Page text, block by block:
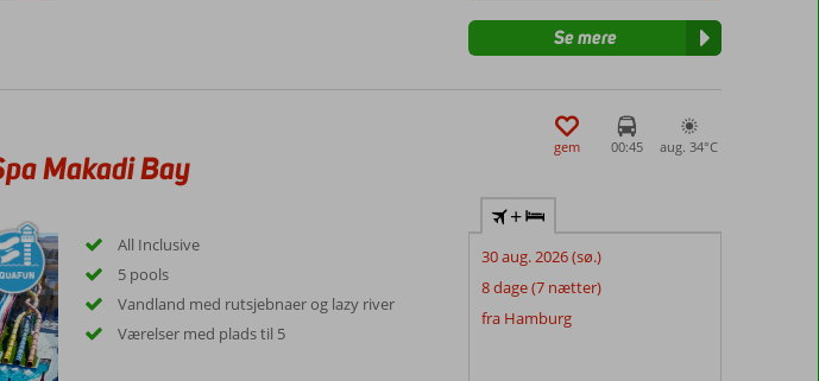
Se mere
Makadi Bay
gem 00:45 aug. 34°C
All Inclusive
5 pools
Vandland med rutsjebnaer og lazy river
Værelser med plads til 5
+
30 aug. 2026 (sø.)
8 dage (7 nætter)
fra Hamburg